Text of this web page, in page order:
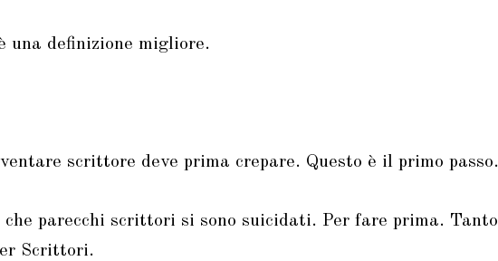
una definizione migliore.
scrittore deve prima crepare. Questo è il primo passo.
parecchi scrittori si sono suicidati. Per fare prima. Tanto
Scrittori.